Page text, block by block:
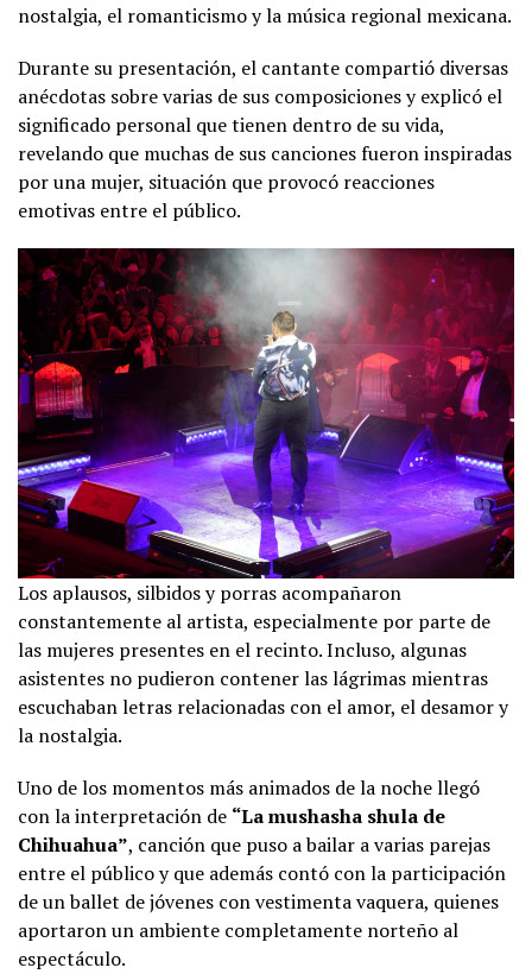
nostalgia, el romanticismo y la música regional mexicana.
Durante su presentación, el cantante compartió diversas
anécdotas sobre varias de sus composiciones y explicó el
significado personal que tienen dentro de su vida,
revelando que muchas de sus canciones fueron inspiradas
por una mujer, situación que provocó reacciones
emotivas entre el público.
Los aplausos, silbidos y porras acompañaron
constantemente al artista, especialmente por parte de
las mujeres presentes en el recinto. Incluso, algunas
asistentes no pudieron contener las lágrimas mientras
escuchaban letras relacionadas con el amor, el desamor y
la nostalgia.
Uno de los momentos más animados de la noche llegó
con la interpretación de “La mushasha shula de
Chihuahua”, canción que puso a bailar a varias parejas
entre el público y que además contó con la participación
de un ballet de jóvenes con vestimenta vaquera, quienes
aportaron un ambiente completamente norteño al
espectáculo.